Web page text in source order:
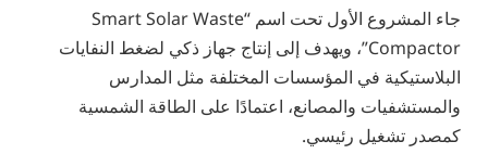
جاء المشروع الأول تحت اسم “Smart Solar Waste
Compactor”، ويهدف إلى إنتاج جهاز ذكي لضغط النفايات
البلاستيكية في المؤسسات المختلفة مثل المدارس
والمستشفيات والمصانع، اعتمادًا على الطاقة الشمسية
كمصدر تشغيل رئيسي.